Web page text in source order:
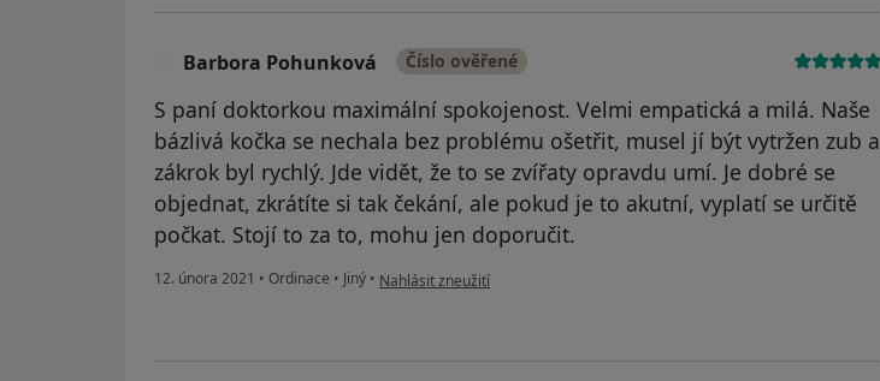
Barbora Pohunková Číslo ověřené
S paní doktorkou maximální spokojenost. Velmi empatická a milá. Naše
bázlivá kočka se nechala bez problému ošetřit, musel jí být vytržen zub a
zákrok byl rychlý. Jde vidět, že to se zvířaty opravdu umí. Je dobré se
objednat, zkrátíte si tak čekání, ale pokud je to akutní, vyplatí se určitě
počkat. Stojí to za to, mohu jen doporučit.
12. února 2021 • Ordinace • Jiný • podle názoru uživatele Barbora Pohunková
Nahlásit zneužití